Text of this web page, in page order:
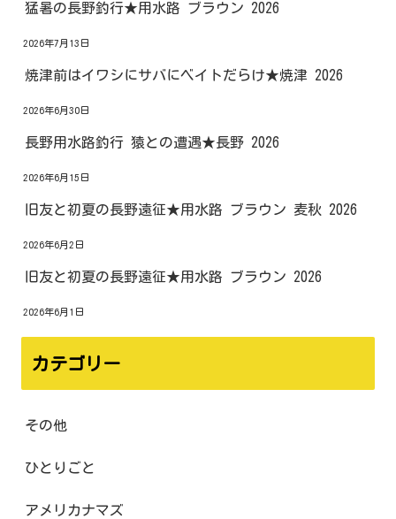
猛暑の長野釣行★用水路 ブラウン 2026
2026年7月13日
焼津前はイワシにサバにベイトだらけ★焼津 2026
2026年6月30日
長野用水路釣行 猿との遭遇★長野 2026
2026年6月15日
旧友と初夏の長野遠征★用水路 ブラウン 麦秋 2026
2026年6月2日
旧友と初夏の長野遠征★用水路 ブラウン 2026
2026年6月1日
カテゴリー
その他
ひとりごと
アメリカナマズ